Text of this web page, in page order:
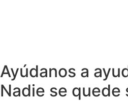
Ayúdanos a
Nadie se quede